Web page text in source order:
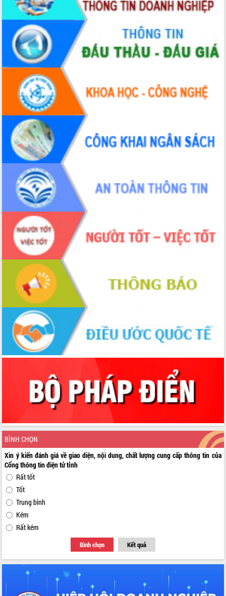
BÌNH CHỌN
Xin ý kiến đánh giá về giao diện, nội dung, chất lượng cung cấp thông tin của
Cổng thông tin điện tử tỉnh
Rất tốt
Tốt
Trung bình
Kém
Rất kém
Bình chọn Kết quả